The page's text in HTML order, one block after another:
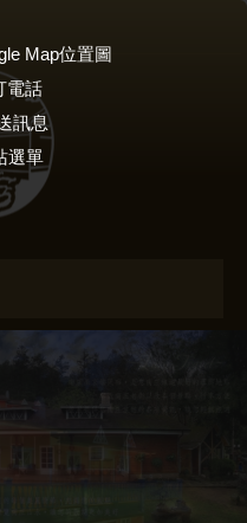
Map位置圖
電話
訊息
選單